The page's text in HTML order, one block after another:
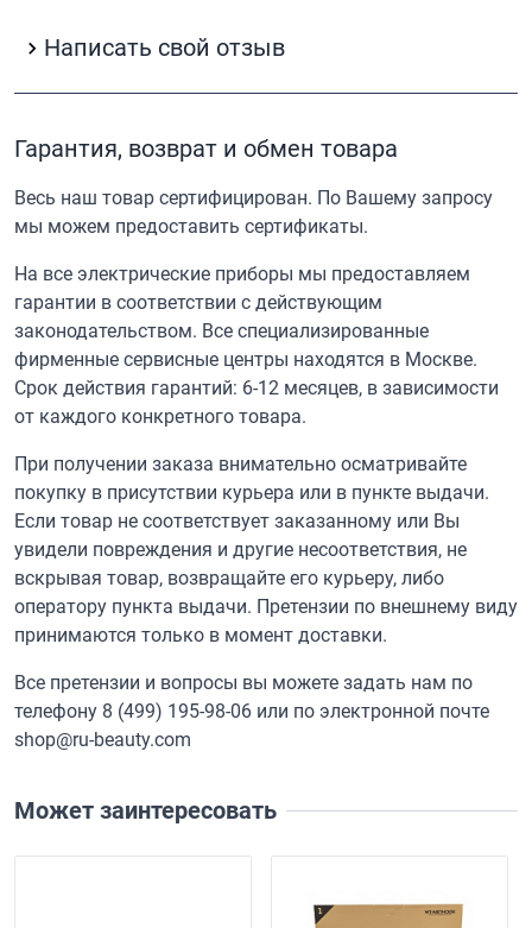
Написать свой отзыв
Гарантия, возврат и обмен товара
Весь наш товар сертифицирован. По Вашему запросу
мы можем предоставить сертификаты.
На все электрические приборы мы предоставляем
гарантии в соответствии с действующим
законодательством. Все специализированные
фирменные сервисные центры находятся в Москве.
Срок действия гарантий: 6-12 месяцев, в зависимости
от каждого конкретного товара.
При получении заказа внимательно осматривайте
покупку в присутствии курьера или в пункте выдачи.
Если товар не соответствует заказанному или Вы
увидели повреждения и другие несоответствия, не
вскрывая товар, возвращайте его курьеру, либо
оператору пункта выдачи. Претензии по внешнему виду
принимаются только в момент доставки.
Все претензии и вопросы вы можете задать нам по
телефону 8 (499) 195-98-06 или по электронной почте
shop@ru-beauty.com
Может заинтересовать